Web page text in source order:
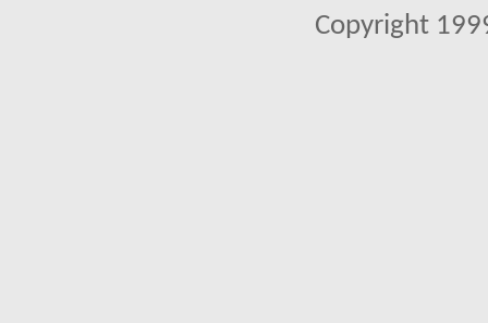
Copyright